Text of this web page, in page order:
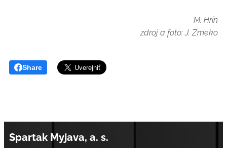
M. Hrin
zdroj a foto: J. Zmeko
Share
Spartak Myjava, a. s.